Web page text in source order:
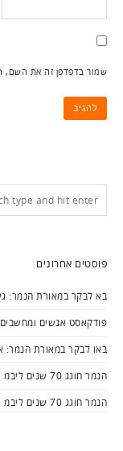
שמור בדפדפן זה את השם,
פוסטים אחרונים
בא לבקר במאורת הנמר:
פודקאסט אנשים
באו לבקר במאורת הנמר:
הנמר חוגג 70 שנים ליבמ ישראל – חלק ג'
הנמר חוגג 70 שנים ליבמ ישראל – חלק א'